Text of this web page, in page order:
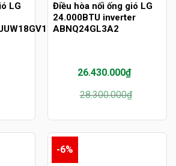
LG
Điều hòa nối ống gió LG
24.000BTU inverter
ABNQ24GL3A2
28.300.000₫
Giá
gốc
28.300.000₫.
26.430.000₫
Giá
hiện
là:
26.430.000₫.
-6%